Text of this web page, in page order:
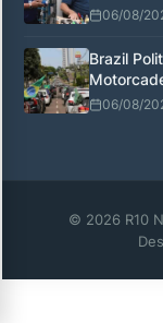
06/08/
Brazil
06/08/
© 2026 R10